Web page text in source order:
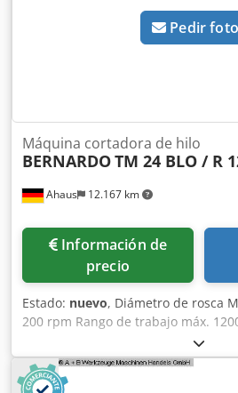
Pedir
Ahaus 12.167 km
Máquina cortadora de hilo
BERNARDOTM 24 BLO / R
Información de
precio
Estado: nuevo, Diámetro de rosca
200 rpm Rango de trabajo máx.
ajustable de - a 0 - 90 grados
motor 1200 W Peso 65,0 kg - con
microaspersión para un